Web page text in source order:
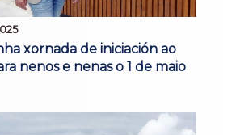
xornada de iniciación ao
nenos e nenas o 1 de maio